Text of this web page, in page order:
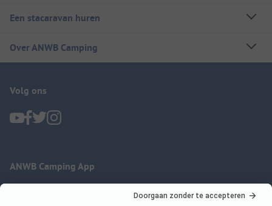
Een stacaravan huren
Over ANWB Camping
Volg ons
ANWB Camping App